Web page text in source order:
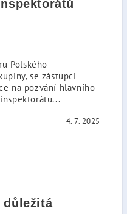
Polského
se zástupci
na pozvání hlavního
4. 7. 2025
důležitá